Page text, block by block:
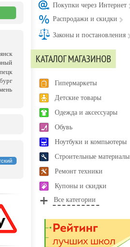
Покупки через Интернет
Распродажи и скидки
Законы и постановления
КАТАЛОГ МАГАЗИНОВ
Гипермаркеты
Детские товары
Одежда и аксессуары
Обувь
Ноутбуки и компьютеры
Строительные материалы
Ремонт техники
Купоны и скидки
Все категории